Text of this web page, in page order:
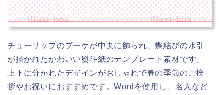
illust-box illust-box
チューリップのブーケが中央に飾られ、蝶結びの水引
が描かれたかわいい熨斗紙のテンプレート素材です。
上下に分かれたデザインがおしゃれで春の季節のご挨
拶やお祝いにおすすめです。Wordを使用し、名入など